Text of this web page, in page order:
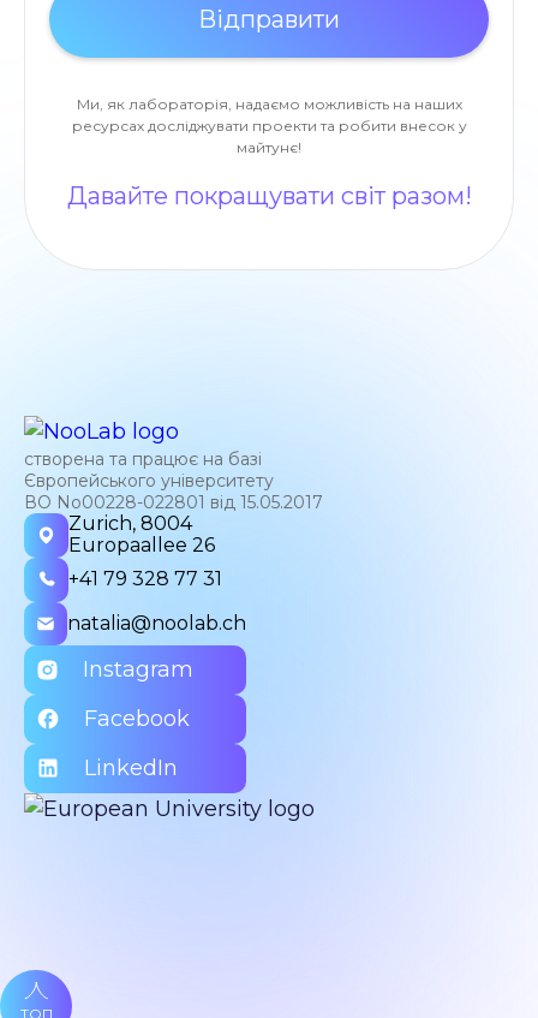
Ми, як лабораторія, надаємо можливість на наших
ресурсах досліджувати проекти та робити внесок у
майтунє!
Давайте покращувати світ разом!
створена та працює на базі
Європейського університету
ВО No00228-022801 від 15.05.2017
Zurich, 8004
Europaallee 26
+41 79 328 77 31
natalia@noolab.ch
Instagram
Facebook
LinkedIn
ТОП